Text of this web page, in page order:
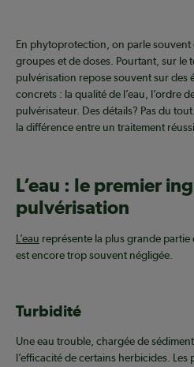
En phytoprotection, on parle
groupes et de doses. Pourtant, sur le
pulvérisation repose souvent sur des
concrets : la qualité de l’eau, l’ordre
pulvérisateur. Des détails? Pas du
la différence entre un traitement
L’eau : le premier
pulvérisation
L’eau représente la plus grande partie
est encore trop souvent négligée.
Turbidité
Une eau trouble, chargée de
l’efficacité de certains herbicides.